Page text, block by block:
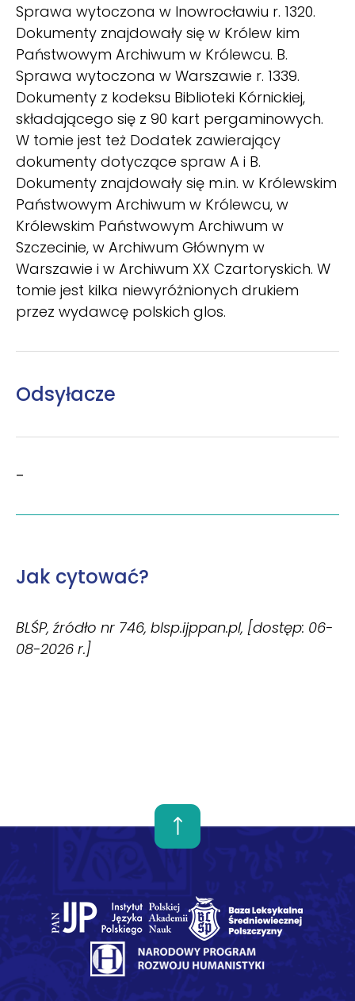
Sprawa wytoczona w Inowrocławiu r. 1320.
Dokumenty znajdowały się w Królew­ kim
Państwowym Archiwum w Królewcu. B.
Sprawa wytoczona w Warszawie r. 1339.
Dokumen­ty z kodeksu Biblioteki Kórnickiej,
składającego się z 90 kart pergaminowych.
W tomie jest też Do­datek zawierający
dokumenty dotyczące spraw A i B.
Dokumenty znajdowały się m.in. w Królew­skim
Państwowym Archiwum w Królewcu, w
Królewskim Państwowym Archiwum w
Szczecinie, w Archiwum Głównym w
Warszawie i w Archiwum XX Czartoryskich. W
tomie jest kilka niewy­różnionych drukiem
przez wydawcę polskich glos.
Odsyłacze
–
Jak cytować?
BLŚP, źródło nr 746, blsp.ijppan.pl, [dostęp: 06-
08-2026 r.]